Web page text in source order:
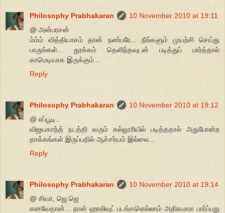
Philosophy Prabhakaran
10 November 2010 at 19:11
@ அன்பரசன்
ம்ம்ம் வித்தியாசம் தான் நண்பரே... நீங்களும் முயற்சி செய்து
பாருங்கள்... தூக்கம் தெளிந்தவுடன் படித்துப் பார்த்தால்
காமெடியாக இருக்கும்...
Reply
Philosophy Prabhakaran
10 November 2010 at 19:12
@ எப்பூடி..
விஜயகாந்த் நடத்தி வரும் கல்லூரியில் படித்ததால் அதுபோன்ற
தாக்கங்கள் இருப்பதில் ஆச்சர்யம் இல்லை...
Reply
Philosophy Prabhakaran
10 November 2010 at 19:14
@ சிவா, ஜெ.ஜெ
கனவேதான்... நான் ஹாலிவுட் படங்களெல்லாம் அதிகமாக பார்ப்பது